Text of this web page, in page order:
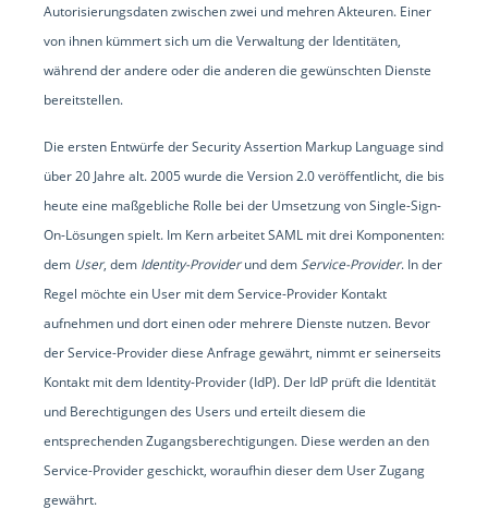
Autorisierungsdaten zwischen zwei und mehren Akteuren. Einer
von ihnen kümmert sich um die Verwaltung der Identitäten,
während der andere oder die anderen die gewünschten Dienste
bereitstellen.
Die ersten Entwürfe der Security Assertion Markup Language sind
über 20 Jahre alt. 2005 wurde die Version 2.0 veröffentlicht, die bis
heute eine maßgebliche Rolle bei der Umsetzung von Single-Sign-
On-Lösungen spielt. Im Kern arbeitet SAML mit drei Komponenten:
dem User, dem Identity-Providerund demService-Provider. In der
Regel möchte ein User mit dem Service-Provider Kontakt
aufnehmen und dort einen oder mehrere Dienste nutzen. Bevor
der Service-Provider diese Anfrage gewährt, nimmt er seinerseits
Kontakt mit dem Identity-Provider (IdP). Der IdP prüft die Identität
und Berechtigungen des Users und erteilt diesem die
entsprechenden Zugangsberechtigungen. Diese werden an den
Service-Provider geschickt, woraufhin dieser dem User Zugang
gewährt.